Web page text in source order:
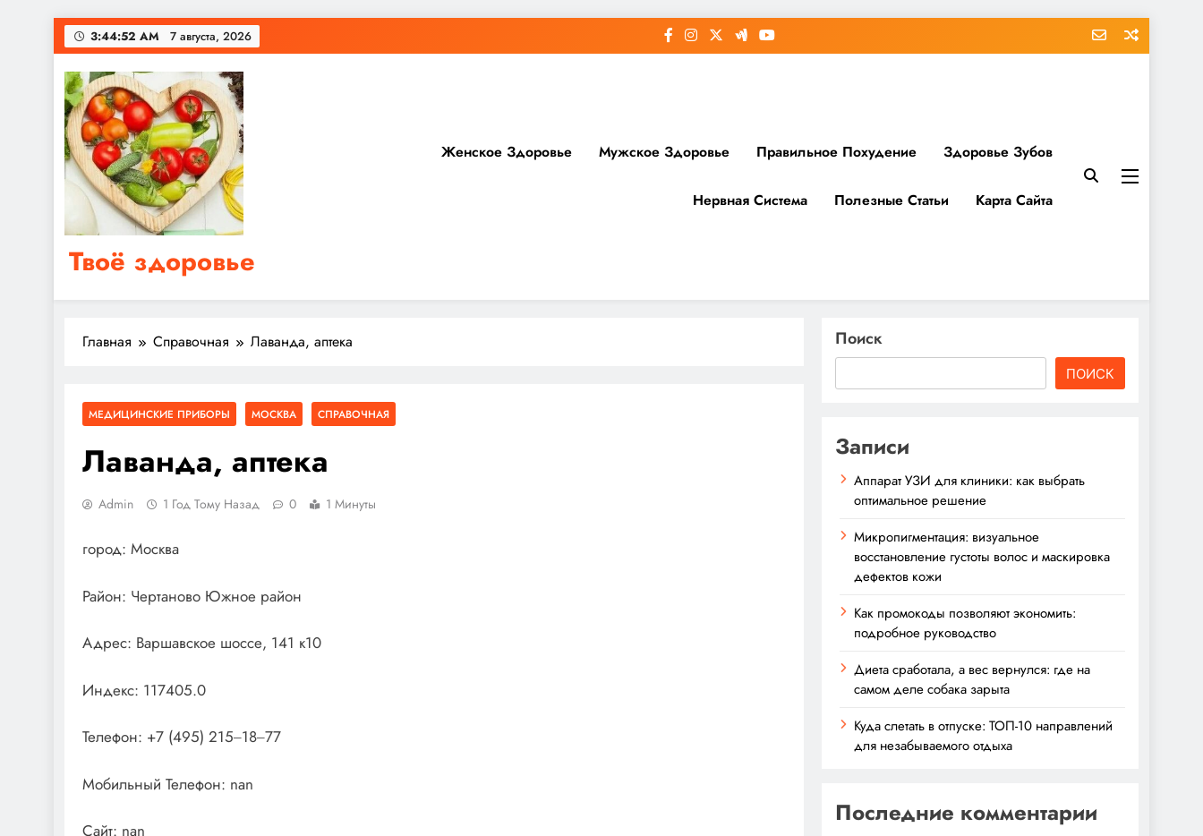
Перейти
к
содержимому
3:44:52 AM 7 августа, 2026
Твоё здоровье
Сайт о правильном питании, женском и мужском здоровье
Женское Здоровье Мужское Здоровье Правильное Похудение Здоровье Зубов
Нервная Система Полезные Статьи Карта Сайта
Главная Справочная Лаванда, аптека
МЕДИЦИНСКИЕ ПРИБОРЫ МОСКВА СПРАВОЧНАЯ
Лаванда, аптека
Admin 1 Год Тому Назад 0 1 Минуты
город: Москва
Район: Чертаново Южное район
Адрес: Варшавское шоссе, 141 к10
Индекс: 117405.0
Телефон: +7 (495) 215‒18‒77
Мобильный Телефон: nan
Сайт: nan
Поиск
ПОИСК
Записи
Аппарат УЗИ для клиники: как выбрать
оптимальное решение
Микропигментация: визуальное
восстановление густоты волос и маскировка
дефектов кожи
Как промокоды позволяют экономить:
подробное руководство
Диета сработала, а вес вернулся: где на
самом деле собака зарыта
Куда слетать в отпуске: ТОП-10 направлений
для незабываемого отдыха
Последние комментарии